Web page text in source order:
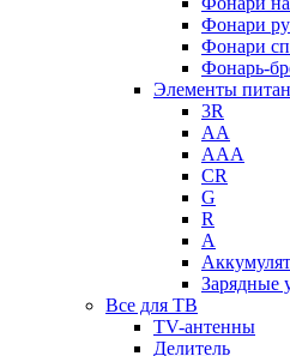
Фонари
Фонари
Фонарь-
Элементы
3R
AA
AAA
CR
G
R
А
Зарядные
Все для ТВ
TV-антенны
Делитель